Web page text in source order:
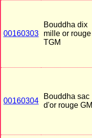
00160303
Bouddha dix
mille or rouge
TGM
00160304
Bouddha sac
d'or rouge GM